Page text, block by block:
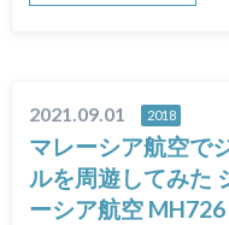
2021.09.01 2018
マレーシア航空で
ルを周遊してみた
ーシア航空